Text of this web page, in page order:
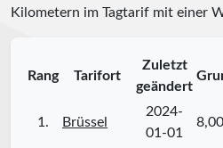
Kilometern im Tagtarif mit einer
Rang Tarifort
Zuletzt
geändert
1. Brüssel
2024-
01-01